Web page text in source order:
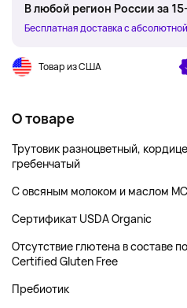
В любой регион России за
Бесплатная доставка с
Товар из США
О товаре
Трутовик разноцветный,
гребенчатый
С овсяным молоком и маслом
Сертификат USDA Organic
Отсутствие глютена в составе
Certified Gluten Free
Пребиотик